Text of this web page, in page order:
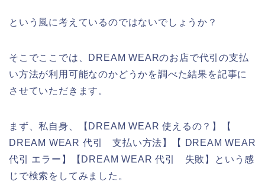
という風に考えているのではないでしょうか？
そこでここでは、DREAM WEARのお店で代引の支払
い方法が利用可能なのかどうかを調べた結果を記事に
させていただきます。
まず、私自身、【DREAM WEAR 使えるの？】【
DREAM WEAR 代引 支払い方法】【 DREAM WEAR
代引 エラー】【DREAM WEAR 代引 失敗】という感
じで検索をしてみました。